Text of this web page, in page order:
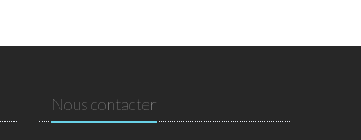
Nous contacter